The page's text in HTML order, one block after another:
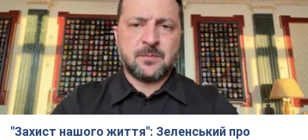
"Захист нашого життя": Зеленський про